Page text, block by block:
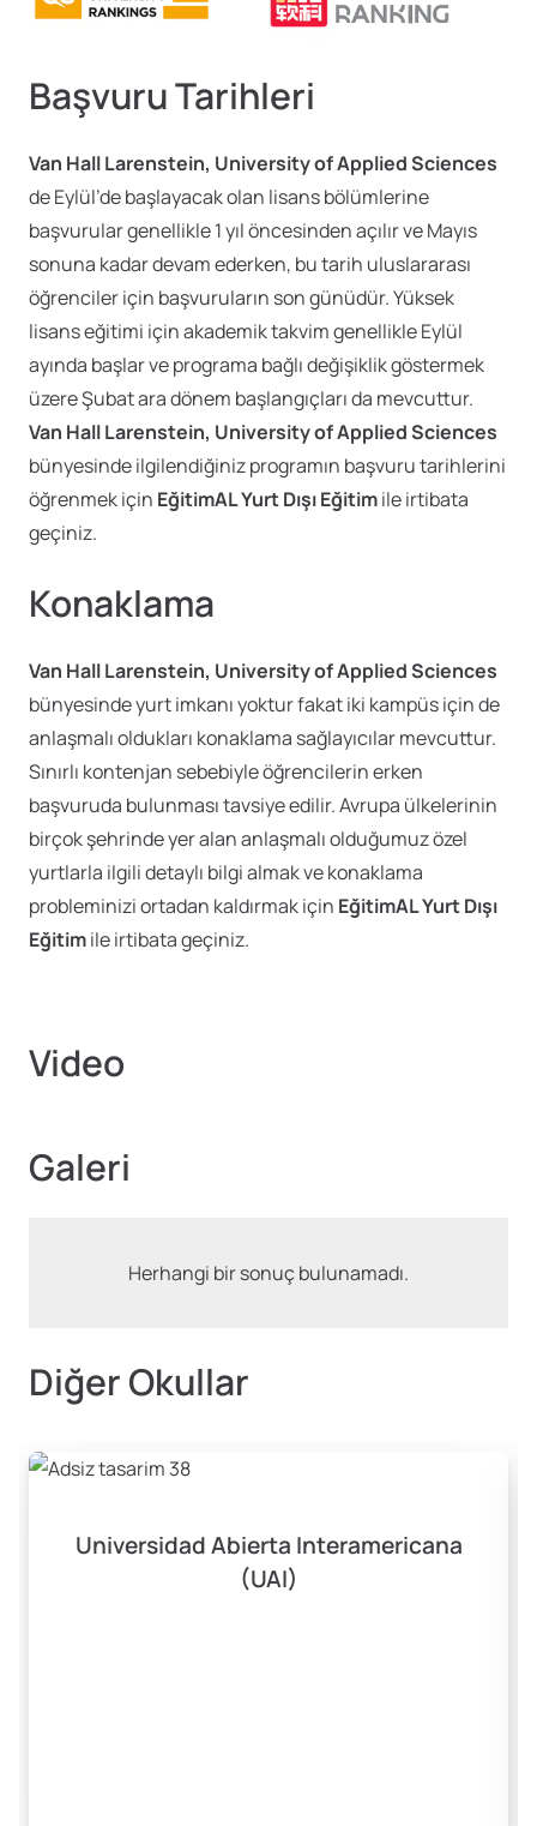
Başvuru Tarihleri
Van Hall Larenstein, University of Applied Sciences
de Eylül’de başlayacak olan lisans bölümlerine
başvurular genellikle 1 yıl öncesinden açılır ve Mayıs
sonuna kadar devam ederken, bu tarih uluslararası
öğrenciler için başvuruların son günüdür. Yüksek
lisans eğitimi için akademik takvim genellikle Eylül
ayında başlar ve programa bağlı değişiklik göstermek
üzere Şubat ara dönem başlangıçları da mevcuttur.
Van Hall Larenstein, University of Applied Sciences
bünyesinde ilgilendiğiniz programın başvuru tarihlerini
öğrenmek için EğitimAL Yurt Dışı Eğitimile irtibata
geçiniz.
Konaklama
Van Hall Larenstein, University of Applied Sciences
bünyesinde yurt imkanı yoktur fakat iki kampüs için de
anlaşmalı oldukları konaklama sağlayıcılar mevcuttur.
Sınırlı kontenjan sebebiyle öğrencilerin erken
başvuruda bulunması tavsiye edilir. Avrupa ülkelerinin
birçok şehrinde yer alan anlaşmalı olduğumuz özel
yurtlarla ilgili detaylı bilgi almak vekonaklama
probleminizi ortadan kaldırmak için EğitimAL Yurt Dışı
Eğitimile irtibata geçiniz.
Video
Galeri
Herhangi bir sonuç bulunamadı.
Diğer Okullar
Universidad Abierta Interamericana
(UAI)